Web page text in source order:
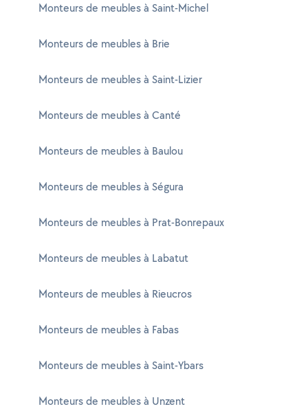
Monteurs de meubles à Saint-Michel
Monteurs de meubles à Brie
Monteurs de meubles à Saint-Lizier
Monteurs de meubles à Canté
Monteurs de meubles à Baulou
Monteurs de meubles à Ségura
Monteurs de meubles à Prat-Bonrepaux
Monteurs de meubles à Labatut
Monteurs de meubles à Rieucros
Monteurs de meubles à Fabas
Monteurs de meubles à Saint-Ybars
Monteurs de meubles à Unzent